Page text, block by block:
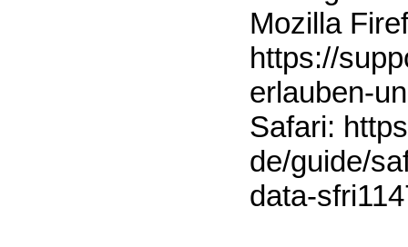
Mozilla
https://
erlauben-
Safari:
de/guide/
data-